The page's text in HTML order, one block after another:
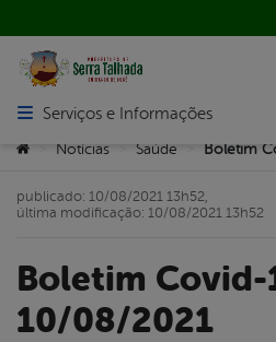
Abrir menu principal de
Serviços e Informações
Você está aqui:
Notícias Saúde Boletim
Boletim Covid-19:
10/08/2021
publicado: 10/08/2021 13h52,
última modificação: 10/08/2021 13h52